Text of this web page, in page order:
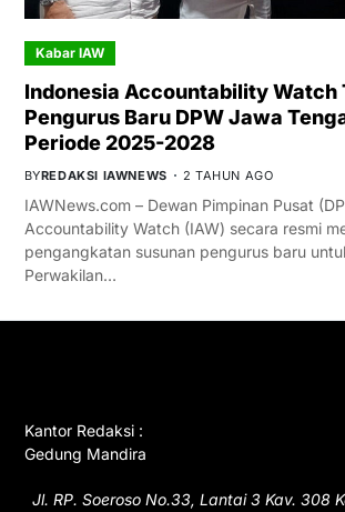
Kabar IAW
Indonesia Accountability Watch
Pengurus Baru DPW Jawa
Periode 2025-2028
BYREDAKSI IAWNEWS 2 TAHUN AGO
IAWNews.com – Dewan Pimpinan Pusat
Accountability Watch (IAW) secara resmi
pengangkatan susunan pengurus baru
Perwakilan…
Kantor Redaksi :
Gedung Mandira
Jl. RP. Soeroso No.33, Lantai 3 Kav. 308